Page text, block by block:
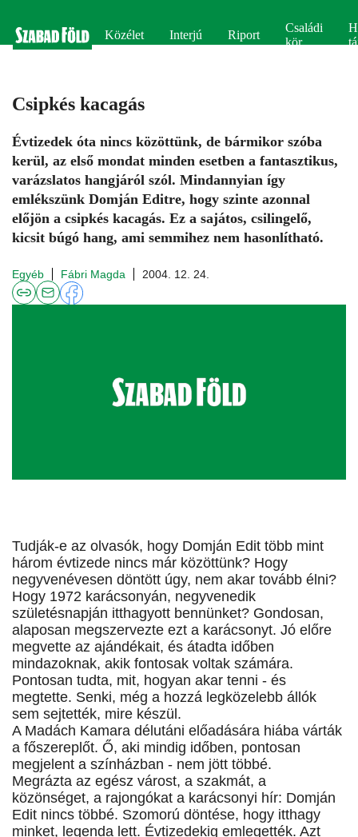
Közélet Interjú Riport
Családi
kör
Csipkés kacagás
Évtizedek óta nincs közöttünk, de bármikor szóba
kerül, az első mondat minden esetben a fantasztikus,
varázslatos hangjáról szól. Mindannyian így
emlékszünk Domján Editre, hogy szinte azonnal
előjön a csipkés kacagás. Ez a sajátos, csilingelő,
kicsit búgó hang, ami semmihez nem hasonlítható.
Egyéb Fábri Magda 2004. 12. 24.
Tudják-e az olvasók, hogy Domján Edit több mint
három évtizede nincs már közöttünk? Hogy
negyvenévesen döntött úgy, nem akar tovább élni?
Hogy 1972 karácsonyán, negyvenedik
születésnapján itthagyott bennünket? Gondosan,
alaposan megszervezte ezt a karácsonyt. Jó előre
megvette az ajándékait, és átadta időben
mindazoknak, akik fontosak voltak számára.
Pontosan tudta, mit, hogyan akar tenni - és
megtette. Senki, még a hozzá legközelebb állók
sem sejtették, mire készül.
A Madách Kamara délutáni előadására hiába várták
a főszereplőt. Ő, aki mindig időben, pontosan
megjelent a színházban - nem jött többé.
Megrázta az egész várost, a szakmát, a
közönséget, a rajongókat a karácsonyi hír: Domján
Edit nincs többé. Szomorú döntése, hogy itthagy
minket, legenda lett. Évtizedekig emlegették. Azt